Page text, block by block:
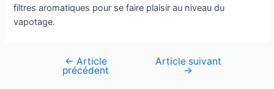
filtres aromatiques pour se faire plaisir au niveau du
vapotage.
Navigation
← Article
précédent
Article suivant
→